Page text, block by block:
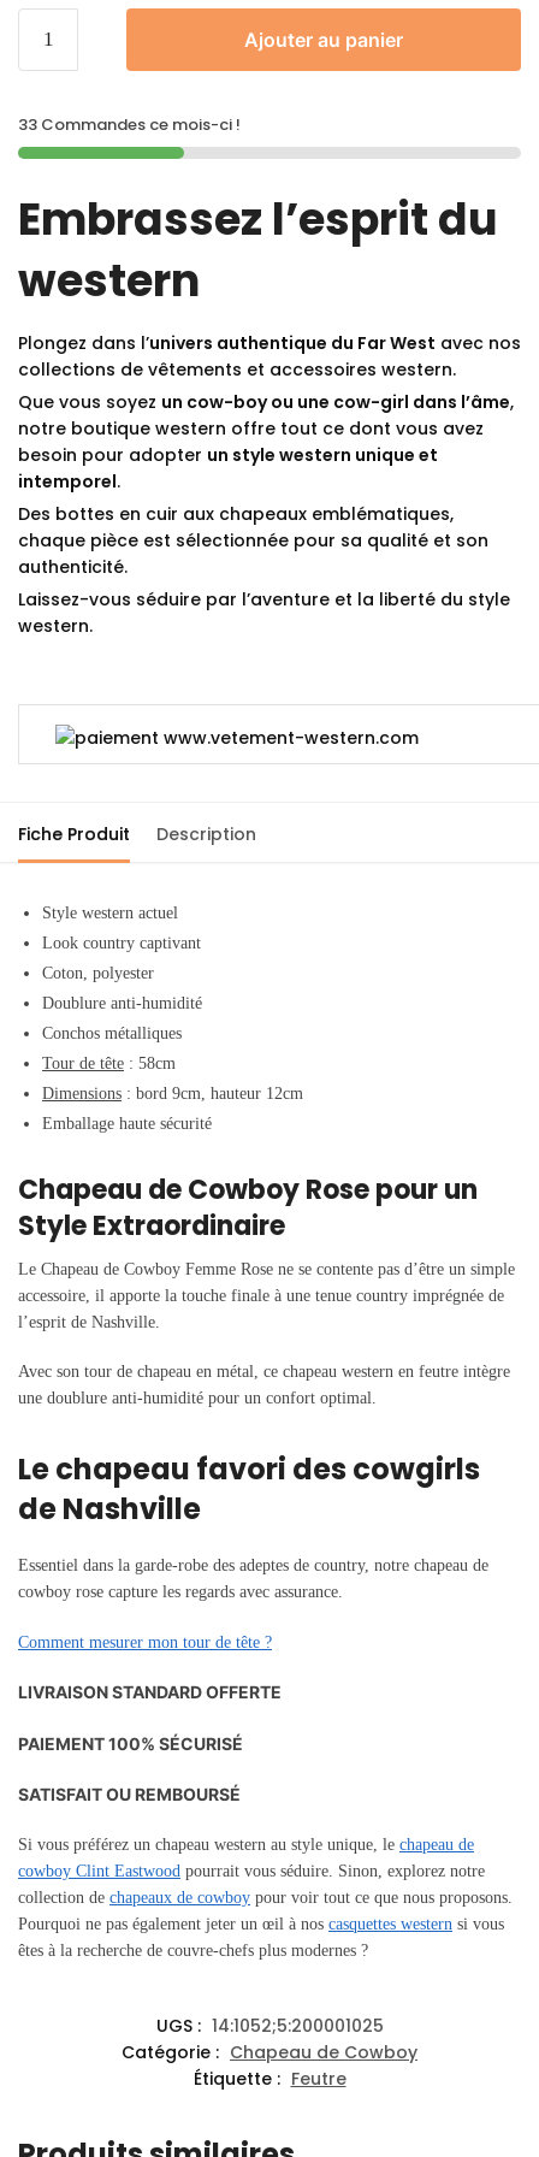
Ajouter au panier
33 Commandes ce mois-ci !
Embrassez l’esprit du
western
Plongez dans l’univers authentique du Far West avec nos
collections de vêtements et accessoires western.
Que vous soyez un cow-boy ou une cow-girl dans l’âme,
notre boutique western offre tout ce dont vous avez
besoin pour adopter un style western unique et
intemporel.
Des bottes en cuir aux chapeaux emblématiques,
chaque pièce est sélectionnée pour sa qualité et son
authenticité.
Laissez-vous séduire par l’aventure et la liberté du style
western.
Fiche Produit Description
Style western actuel
Look country captivant
Coton, polyester
Doublure anti-humidité
Conchos métalliques
Tour de tête : 58cm
Dimensions : bord 9cm, hauteur 12cm
Emballage haute sécurité
Chapeau de Cowboy Rose pour un
Style Extraordinaire
Le Chapeau de Cowboy Femme Rose ne se contente pas d’être un simple
accessoire, il apporte la touche finale à une tenue country imprégnée de
l’esprit de Nashville.
Avec son tour de chapeau en métal, ce chapeau western en feutre intègre
une doublure anti-humidité pour un confort optimal.
Le chapeau favori des cowgirls
de Nashville
Essentiel dans la garde-robe des adeptes de country, notre chapeau de
cowboy rose capture les regards avec assurance.
Comment mesurer mon tour de tête ?
LIVRAISON STANDARD OFFERTE
PAIEMENT 100% SÉCURISÉ
SATISFAIT OU REMBOURSÉ
Si vous préférez un chapeau western au style unique, le chapeau de
cowboy Clint Eastwood pourrait vous séduire. Sinon, explorez notre
collection de chapeaux de cowboy pour voir tout ce que nous proposons.
Pourquoi ne pas également jeter un œil à nos casquettes western si vous
êtes à la recherche de couvre-chefs plus modernes ?
UGS : 14:1052;5:200001025
Catégorie : Chapeau de Cowboy
Étiquette : Feutre